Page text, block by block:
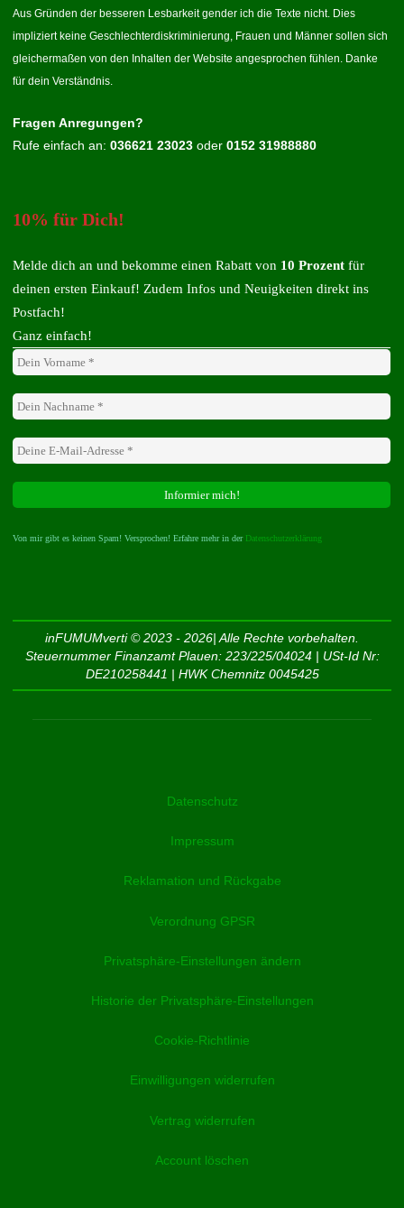
Aus Gründen der besseren Lesbarkeit gender ich die Texte nicht. Dies
impliziert keine Geschlechterdiskriminierung, Frauen und Männer sollen sich
gleichermaßen von den Inhalten der Website angesprochen fühlen. Danke
für dein Verständnis.
Fragen Anregungen?
Rufe einfach an:036621 23023 oder0152 31988880
10% für Dich!
Melde dich an und bekomme einen Rabatt von 10 Prozent für
deinen ersten Einkauf! Zudem Infos und Neuigkeiten direkt ins
Postfach!
Ganz einfach!
Von mir gibt es keinen Spam! Versprochen! Erfahre mehr in der Datenschutzerklärung
inFUMUMverti © 2023 - 2026| Alle Rechte vorbehalten.
Steuernummer Finanzamt Plauen: 223/225/04024 | USt-Id Nr:
DE210258441 | HWK Chemnitz 0045425
Datenschutz
Impressum
Reklamation und Rückgabe
Verordnung GPSR
Privatsphäre-Einstellungen ändern
Historie der Privatsphäre-Einstellungen
Cookie-Richtlinie
Einwilligungen widerrufen
Vertrag widerrufen
Account löschen